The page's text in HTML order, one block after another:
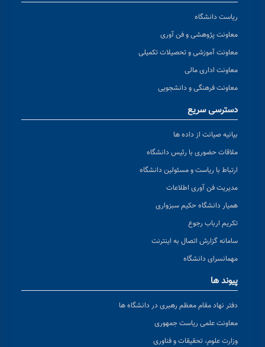
ریاست دانشگاه
معاونت پژوهشی و فن آوری
معاونت آموزشی و تحصیلات تکمیلی
معاونت اداری مالی
معاونت فرهنگی و دانشجویی
دسترسی سریع
بیانیه صیانت از داده ها
ملاقات حضوری با رئیس دانشگاه
ارتباط با ریاست و مسئولین دانشگاه
مدیریت فن آوری اطلاعات
همیار دانشگاه حکیم سبزواری
تکریم ارباب رجوع
سامانه گزارش اتصال به اینترنت
مهمانسرای دانشگاه
پیوند ها
دفتر نهاد مقام معظم رهبری در دانشگاه ها
معاونت علمی ریاست جمهوری
وزارت علوم، تحقیقات و فناوری